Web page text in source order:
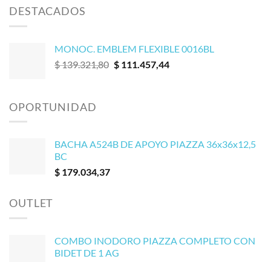
DESTACADOS
MONOC. EMBLEM FLEXIBLE 0016BL
$139.321,80 El
$111.457,44El
OPORTUNIDAD
BACHA A524B DE APOYO PIAZZA 36x36x12,5
BC
$ 179.034,37
OUTLET
COMBO INODORO PIAZZA COMPLETO CON
BIDET DE 1 AG